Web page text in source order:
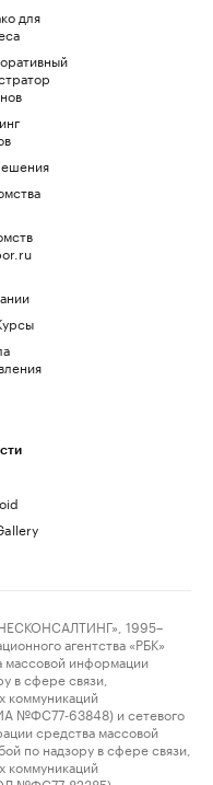
для
1995–
агентства «РБК»
массовой информации
в сфере связи,
коммуникаций
№ФС77-63848) и сетевого
средства массовой
по надзору в сфере связи,
коммуникаций